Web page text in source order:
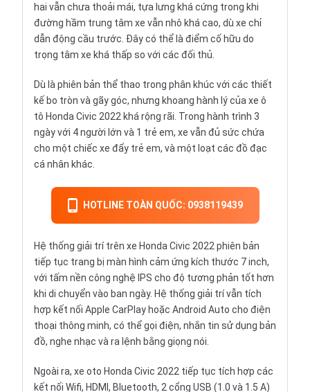
hai vẫn chưa thoải mái, tựa lưng khá cứng trong khi
đường hầm trung tâm xe vẫn nhô khá cao, dù xe chỉ
dẫn động cầu trước. Đây có thể là điểm cố hữu do
trọng tâm xe khá thấp so với các đối thủ.
Dù là phiên bản thể thao trong phân khúc với các thiết
kế bo tròn và gãy góc, nhưng khoang hành lý của xe ô
tô Honda Civic 2022 khá rộng rãi. Trong hành trình 3
ngày với 4 người lớn và 1 trẻ em, xe vẫn đủ sức chứa
cho một chiếc xe đẩy trẻ em, và một loạt các đồ đạc
cá nhân khác.
HOTLINE TOÀN QUỐC: 0938119439
Hệ thống giải trí trên xe Honda Civic 2022 phiên bản
tiếp tục trang bị màn hình cảm ứng kích thước 7 inch,
với tấm nền công nghệ IPS cho độ tương phản tốt hơn
khi di chuyển vào ban ngày. Hệ thống giải trí vẫn tích
hợp kết nối Apple CarPlay hoặc Android Auto cho điện
thoại thông minh, có thể gọi điện, nhắn tin sử dụng bản
đồ, nghe nhạc và ra lệnh bằng giọng nói.
Ngoài ra, xe oto Honda Civic 2022 tiếp tục tích hợp các
kết nối Wifi, HDMI, Bluetooth, 2 cổng USB (1.0 và 1.5 A)